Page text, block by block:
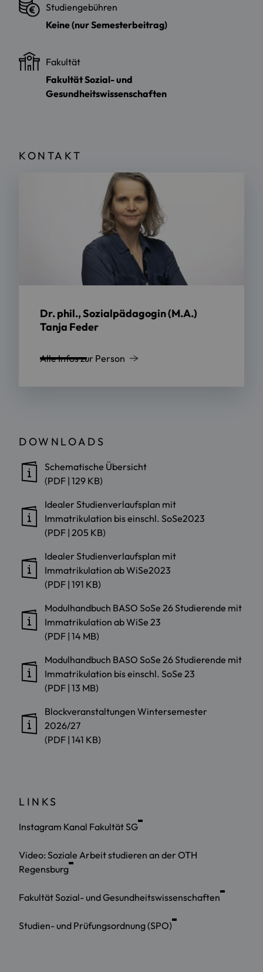
Studiengebühren
Keine (nur Semesterbeitrag)
Fakultät
Fakultät Sozial- und
Gesundheitswissenschaften
KONTAKT
Dr. phil., Sozialpädagogin (M.A.)
Tanja Feder
Alle Infos zur Person
DOWNLOADS
Schematische Übersicht
(PDF | 129 KB)
Idealer Studienverlaufsplan mit
Immatrikulation bis einschl. SoSe2023
(PDF | 205 KB)
Idealer Studienverlaufsplan mit
Immatrikulation ab WiSe2023
(PDF | 191 KB)
Modulhandbuch BASO SoSe 26 Studierende mit
Immatrikulation ab WiSe 23
(PDF | 14 MB)
Modulhandbuch BASO SoSe 26 Studierende mit
Immatrikulation bis einschl. SoSe 23
(PDF | 13 MB)
Blockveranstaltungen Wintersemester
2026/27
(PDF | 141 KB)
LINKS
Instagram Kanal Fakultät SG
Video: Soziale Arbeit studieren an der OTH
Regensburg
Fakultät Sozial- und Gesundheitswissenschaften
Studien- und Prüfungsordnung (SPO)